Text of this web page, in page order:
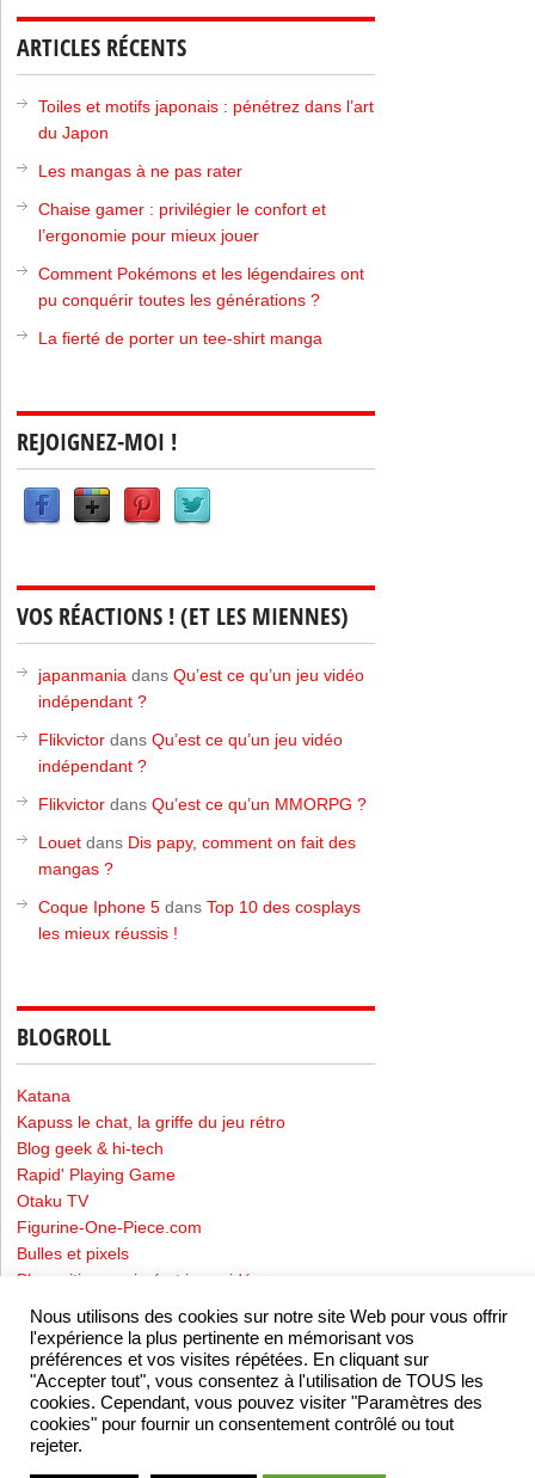
ARTICLES RÉCENTS
Toiles et motifs japonais : pénétrez dans l’art
du Japon
Les mangas à ne pas rater
Chaise gamer : privilégier le confort et
l’ergonomie pour mieux jouer
Comment Pokémons et les légendaires ont
pu conquérir toutes les générations ?
La fierté de porter un tee-shirt manga
REJOIGNEZ-MOI !
VOS RÉACTIONS ! (ET LES MIENNES)
japanmania dansQu’est ce qu’un jeu vidéo
indépendant ?
Flikvictor dansQu’est ce qu’un jeu vidéo
indépendant ?
Flikvictor dansQu’est ce qu’un MMORPG ?
Louet dans Dis papy, comment on fait des
mangas ?
Coque Iphone 5 dansTop 10 des cosplays
les mieux réussis !
BLOGROLL
Katana
Kapuss le chat, la griffe du jeu rétro
Blog geek & hi-tech
Rapid' Playing Game
Otaku TV
Figurine-One-Piece.com
Bulles et pixels
Blog critique animé et jeux vidéo
Mentions Légales-Politique de confidentialité
Nous utilisons des cookies sur notre site Web pour vous offrir
l'expérience la plus pertinente en mémorisant vos
préférences et vos visites répétées. En cliquant sur
"Accepter tout", vous consentez à l'utilisation de TOUS les
cookies. Cependant, vous pouvez visiter "Paramètres des
cookies" pour fournir un consentement contrôlé ou tout
rejeter.